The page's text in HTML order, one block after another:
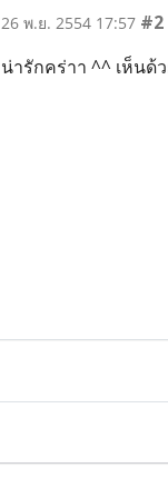
26 พ.ย. 2554 17:57 #2
น่ารักคร่าา ^^ เห็นด้